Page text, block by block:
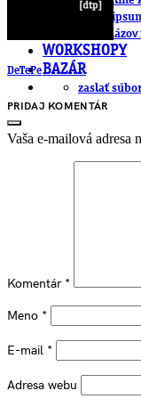
lorem
zistiť
WORKSHOPY
BAZÁR
zaslať
DeTePe
PRIDAJ KOMENTÁR
Vaša e-mailová adresa
Komentár *
Meno *
E-mail *
Adresa webu